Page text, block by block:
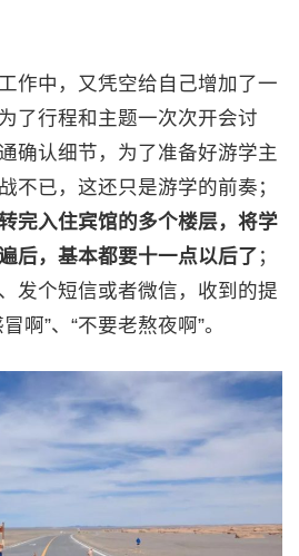
作中，又凭空给自己增加了一
了行程和主题一次次开会讨
确认细节，为了准备好游学主
不已，这还只是游学的前奏；
完入住宾馆的多个楼层，将学
后，基本都要十一点以后了 ；
发个短信或者微信，收到的提
啊”、“不要老熬夜啊”。